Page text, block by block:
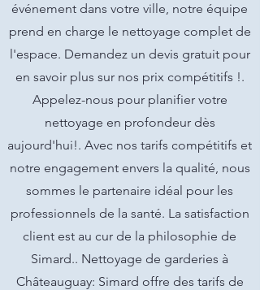
événement dans votre ville, notre équipe
prend en charge le nettoyage complet de
l'espace. Demandez un devis gratuit pour
en savoir plus sur nos prix compétitifs !.
Appelez-nous pour planifier votre
nettoyage en profondeur dès
aujourd'hui!. Avec nos tarifs compétitifs et
notre engagement envers la qualité, nous
sommes le partenaire idéal pour les
professionnels de la santé. La satisfaction
client est au cur de la philosophie de
Simard.. Nettoyage de garderies à
Châteauguay: Simard offre des tarifs de